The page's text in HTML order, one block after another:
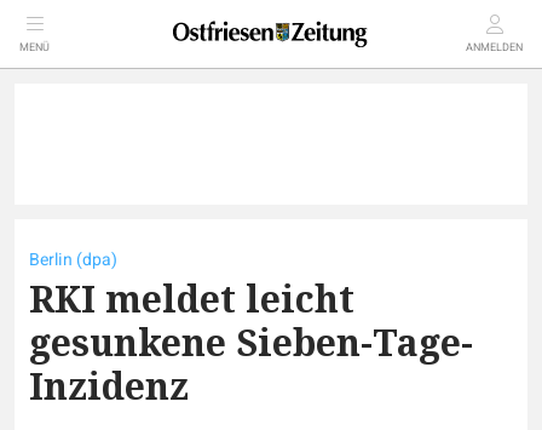
MENÜ ANMELDEN
Berlin (dpa)
RKI meldet leicht
gesunkene Sieben-Tage-
Inzidenz